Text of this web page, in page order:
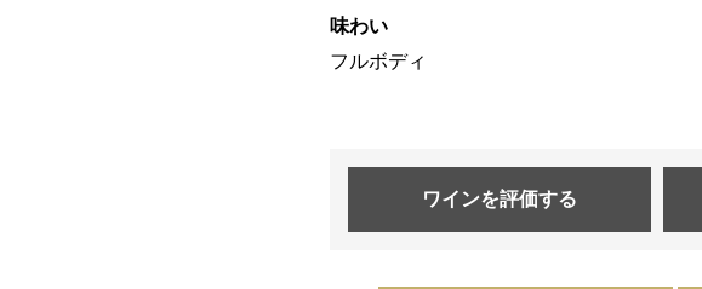
味わい
フルボディ
ワインを評価する